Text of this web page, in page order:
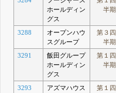
ホールディン
グス
半期
3288
オープンハウ
スグループ
第３四
半期
3291
飯田グループ
ホールディン
グス
第１四
半期
3293 アズマハウス
第１四